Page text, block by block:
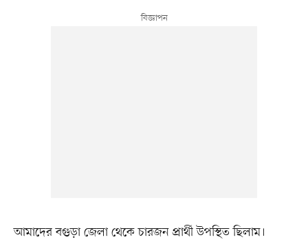
আমাদের বগুড়া জেলা থেকে চারজন প্রার্থী উপস্থিত ছিলাম।